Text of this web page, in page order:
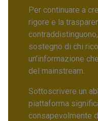
Per continuare a
rigore e la
sostegno di chi
un’informazione
del mainstream.
Sottoscrivere un
piattaforma
consapevolmente